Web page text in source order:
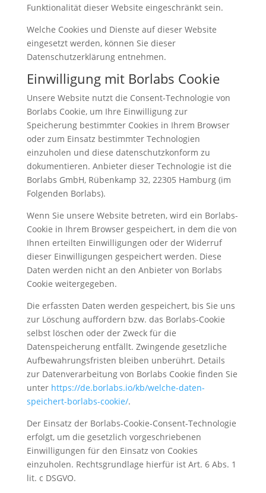
Funktionalität dieser Website eingeschränkt sein.
Welche Cookies und Dienste auf dieser Website
eingesetzt werden, können Sie dieser
Datenschutzerklärung entnehmen.
Einwilligung mit Borlabs Cookie
Unsere Website nutzt die Consent-Technologie von
Borlabs Cookie, um Ihre Einwilligung zur
Speicherung bestimmter Cookies in Ihrem Browser
oder zum Einsatz bestimmter Technologien
einzuholen und diese datenschutzkonform zu
dokumentieren. Anbieter dieser Technologie ist die
Borlabs GmbH, Rübenkamp 32, 22305 Hamburg (im
Folgenden Borlabs).
Wenn Sie unsere Website betreten, wird ein Borlabs-
Cookie in Ihrem Browser gespeichert, in dem die von
Ihnen erteilten Einwilligungen oder der Widerruf
dieser Einwilligungen gespeichert werden. Diese
Daten werden nicht an den Anbieter von Borlabs
Cookie weitergegeben.
Die erfassten Daten werden gespeichert, bis Sie uns
zur Löschung auffordern bzw. das Borlabs-Cookie
selbst löschen oder der Zweck für die
Datenspeicherung entfällt. Zwingende gesetzliche
Aufbewahrungsfristen bleiben unberührt. Details
zur Datenverarbeitung von Borlabs Cookie finden Sie
unter https://de.borlabs.io/kb/welche-daten-
speichert-borlabs-cookie/.
Der Einsatz der Borlabs-Cookie-Consent-Technologie
erfolgt, um die gesetzlich vorgeschriebenen
Einwilligungen für den Einsatz von Cookies
einzuholen. Rechtsgrundlage hierfür ist Art. 6 Abs. 1
lit. c DSGVO.